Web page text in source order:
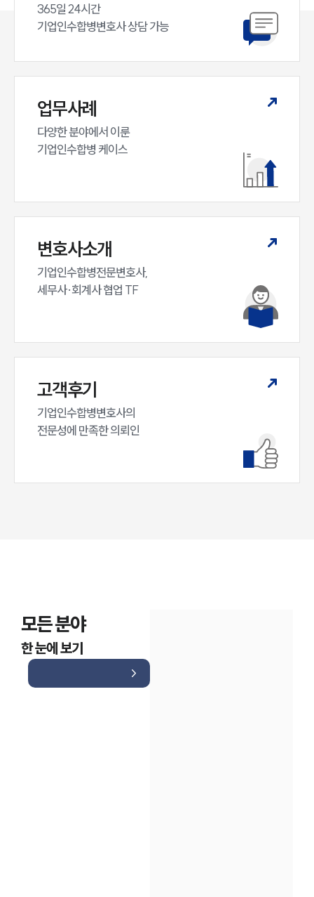
365일 24시간
기업인수합병변호사 상담 가능
업무사례
다양한 분야에서 이룬
기업인수합병 케이스
변호사소개
기업인수합병전문변호사,
세무사·회계사 협업 TF
고객후기
기업인수합병변호사의
전문성에 만족한 의뢰인
모든 분야
한 눈에 보기